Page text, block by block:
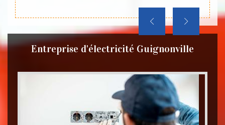
Entreprise d'électricité Guignonville